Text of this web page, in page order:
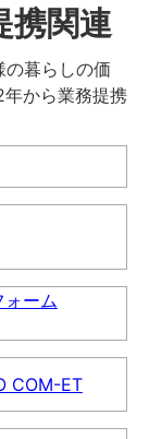
携関連
の暮らしの価
から業務提携